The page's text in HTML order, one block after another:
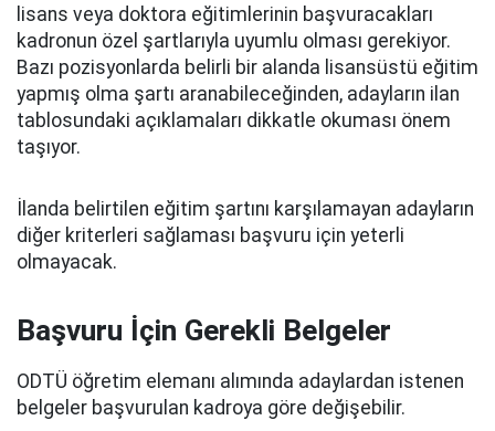
lisans veya doktora eğitimlerinin başvuracakları
kadronun özel şartlarıyla uyumlu olması gerekiyor.
Bazı pozisyonlarda belirli bir alanda lisansüstü eğitim
yapmış olma şartı aranabileceğinden, adayların ilan
tablosundaki açıklamaları dikkatle okuması önem
taşıyor.
İlanda belirtilen eğitim şartını karşılamayan adayların
diğer kriterleri sağlaması başvuru için yeterli
olmayacak.
Başvuru İçin Gerekli Belgeler
ODTÜ öğretim elemanı alımında adaylardan istenen
belgeler başvurulan kadroya göre değişebilir.